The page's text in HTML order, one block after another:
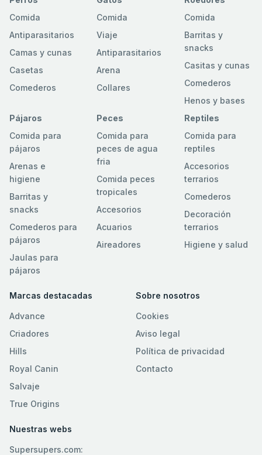
Comida
Antiparasitarios
Camas y cunas
Casetas
Comederos
Comida
Viaje
Antiparasitarios
Arena
Collares
Comida
Barritas y
snacks
Casitas y cunas
Comederos
Henos y bases
Pájaros
Comida para
pájaros
Arenas e
higiene
Barritas y
snacks
Comederos para
pájaros
Jaulas para
pájaros
Peces
Comida para
peces de agua
fria
Comida peces
tropicales
Accesorios
Acuarios
Aireadores
Reptiles
Comida para
reptiles
Accesorios
terrarios
Comederos
Decoración
terrarios
Higiene y salud
Marcas destacadas
Advance
Criadores
Hills
Royal Canin
Salvaje
True Origins
Sobre nosotros
Cookies
Aviso legal
Política de privacidad
Contacto
Nuestras webs
Supersupers.com: